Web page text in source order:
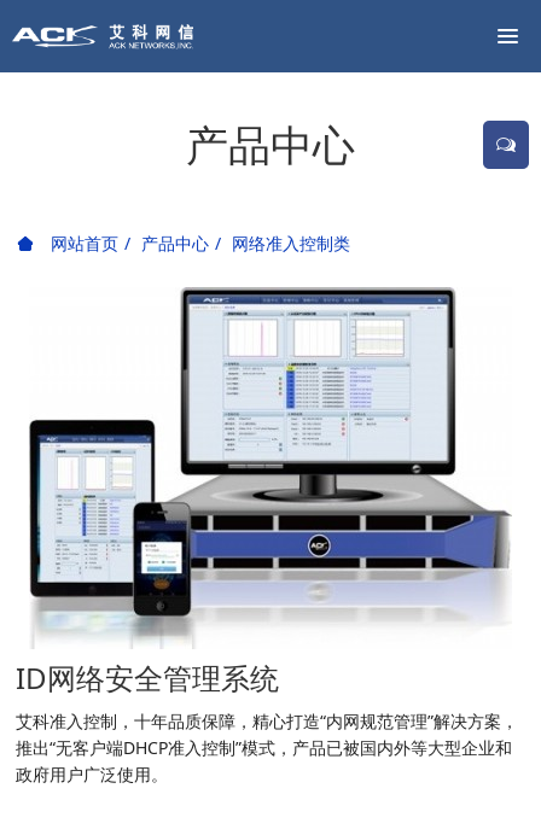
产品中心
网站首页 产品中心 网络准入控制类
ID网络安全管理系统
艾科准入控制，十年品质保障，精心打造“内网规范管理”解决方案，
推出“无客户端DHCP准入控制”模式，产品已被国内外等大型企业和
政府用户广泛使用。